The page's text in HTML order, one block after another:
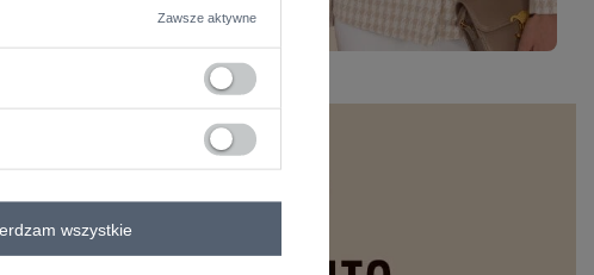
Zawsze aktywne
wszystkie